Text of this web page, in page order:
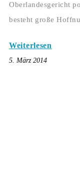
Oberlandesgericht
besteht große
Weiterlesen
5. März 2014